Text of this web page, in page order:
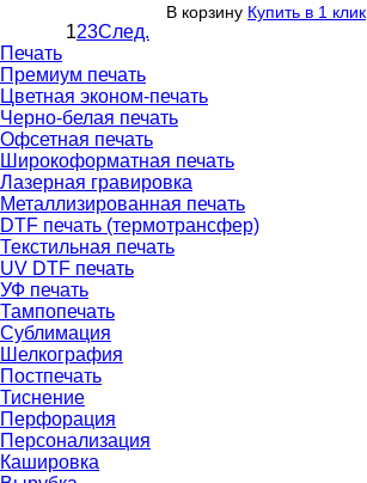
В корзину Купить в 1 клик
123След.
Печать
Премиум печать
Цветная эконом-печать
Черно-белая печать
Офсетная печать
Широкоформатная печать
Лазерная гравировка
Металлизированная печать
DTF печать (термотрансфер)
Текстильная печать
UV DTF печать
УФ печать
Тампопечать
Сублимация
Шелкография
Постпечать
Тиснение
Перфорация
Персонализация
Кашировка